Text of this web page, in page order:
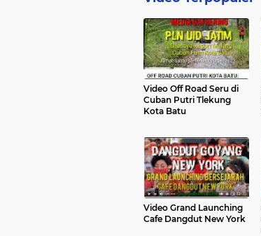
Video Off Road Seru di
Cuban Putri Tlekung
Kota Batu
Video Grand Launching
Cafe Dangdut New York